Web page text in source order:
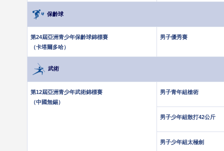
保齡球
第24屆亞洲青少年保齡球錦標賽
（卡塔爾多哈）
男子優秀賽
武術
第12屆亞洲青少年武術錦標賽
（中國無錫）
男子青年組槍術
男子少年組散打42公斤
男子少年組太極劍